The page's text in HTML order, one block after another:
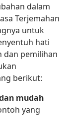
dalam
Terjemahan
untuk
hati
dan pemilihan
berikut:
mudah
yang